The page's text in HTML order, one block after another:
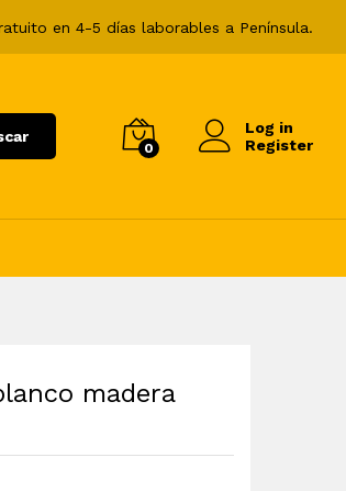
en 4-5 días laborables a Península.
0
Log in
Register
madera
€ Añadir al carrito